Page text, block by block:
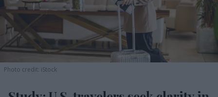
Photo credit: iStock